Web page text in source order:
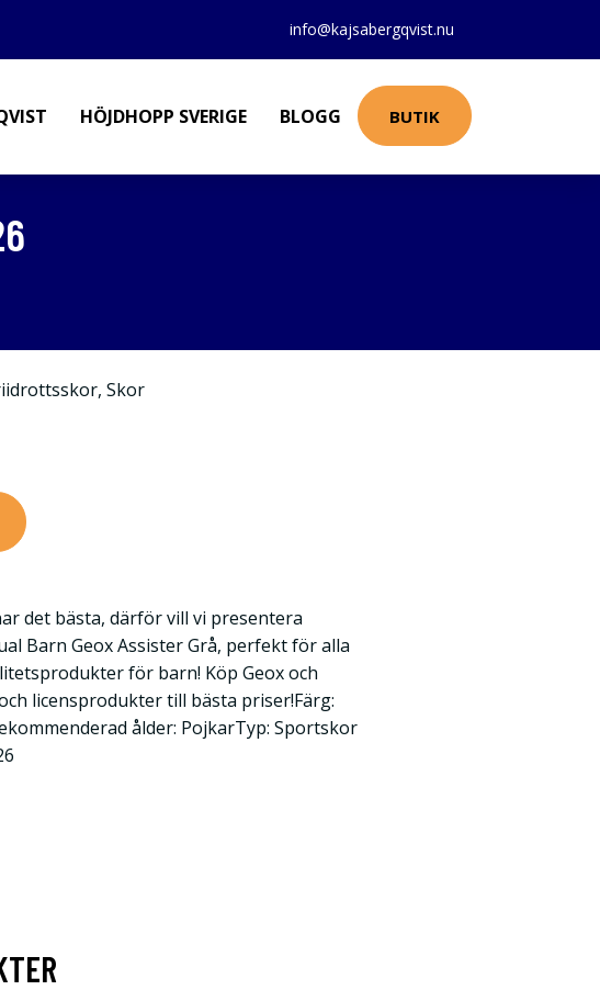
info@kajsabergqvist.nu
HÖJDHOPP SVERIGE BLOGG BUTIK
, Skor
det bästa, därför vill vi presentera
Barn Geox Assister Grå, perfekt för alla
för barn! Köp Geox och
licensprodukter till bästa priser!Färg:
ålder: PojkarTyp: Sportskor